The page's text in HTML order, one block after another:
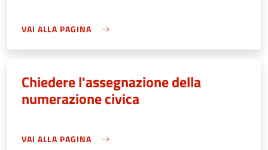
VAI ALLA PAGINA
Chiedere l'assegnazione della
numerazione civica
VAI ALLA PAGINA